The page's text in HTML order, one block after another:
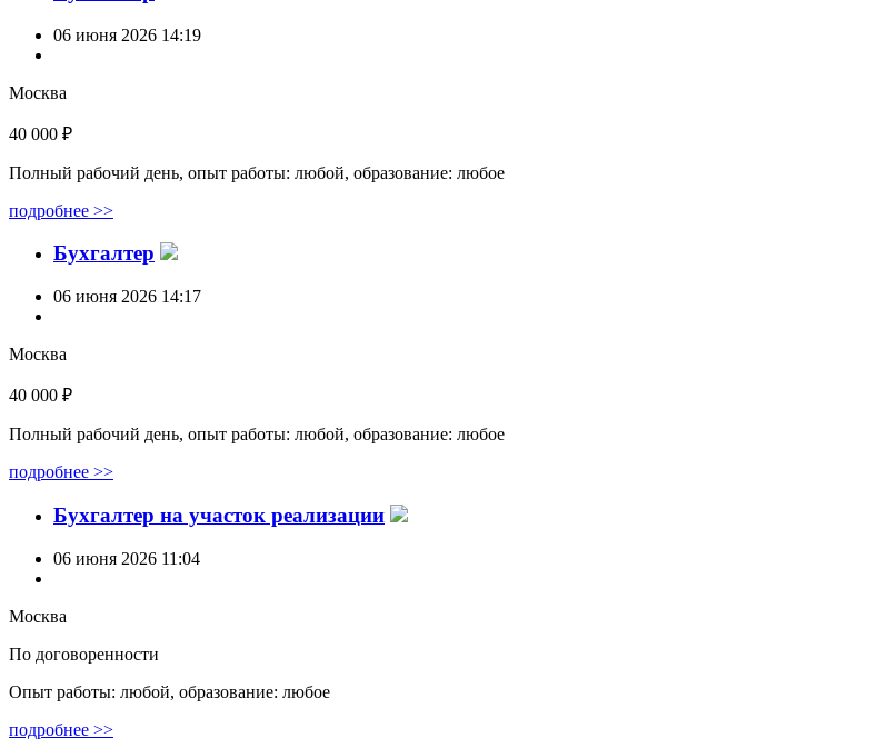
06 июня 2026 14:19
Москва
40 000 ₽
Полный рабочий день, опыт работы: любой, образование: любое
подробнее >>
Бухгалтер
06 июня 2026 14:17
Москва
40 000 ₽
Полный рабочий день, опыт работы: любой, образование: любое
подробнее >>
Бухгалтер на участок реализации
06 июня 2026 11:04
Москва
По договоренности
Опыт работы: любой, образование: любое
подробнее >>